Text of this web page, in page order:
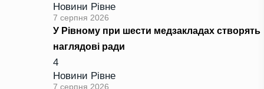
Новини Рівне
7 серпня 2026
У Рівному при шести медзакладах створять
наглядові ради
4
Новини Рівне
7 серпня 2026